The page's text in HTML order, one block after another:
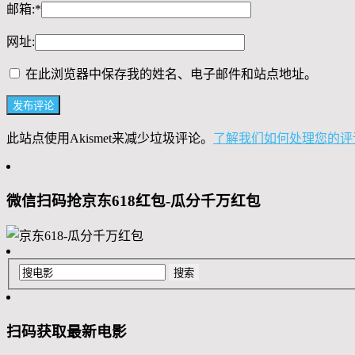
邮箱:*
网址:
在此浏览器中保存我的姓名、电子邮件和站点地址。
此站点使用Akismet来减少垃圾评论。 了解我们如何处理您的
微信扫码抢京东618红包-瓜分千万红包
扫码获取最新电影